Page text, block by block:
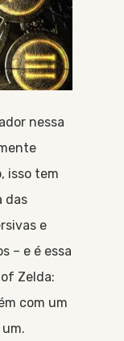
nessa
isso tem
das
e
– e é essa
Zelda:
com um